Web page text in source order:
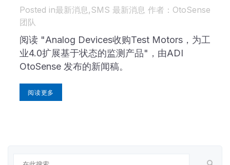
in最新消息,SMS 最新消息 作者 ：OtoSense
团队
阅读 "Analog Devices收购Test Motors，为工
业4.0扩展基于状态的监测产品"，由ADI
OtoSense 发布的新闻稿。
阅读更多